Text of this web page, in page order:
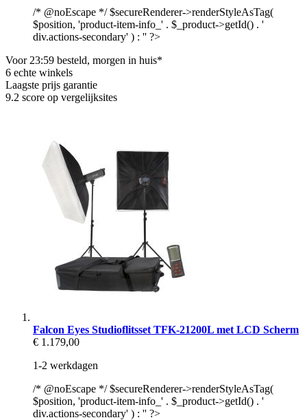
/* @noEscape */ $secureRenderer->renderStyleAsTag(
$position, 'product-item-info_' . $_product->getId() . '
div.actions-secondary' ) : '' ?>
Voor 23:59 besteld, morgen in huis*
6 echte winkels
Laagste prijs garantie
9.2 score op vergelijksites
Falcon Eyes Studioflitsset TFK-21200L met LCD Scherm
€ 1.179,00
1-2 werkdagen
/* @noEscape */ $secureRenderer->renderStyleAsTag(
$position, 'product-item-info_' . $_product->getId() . '
div.actions-secondary' ) : '' ?>